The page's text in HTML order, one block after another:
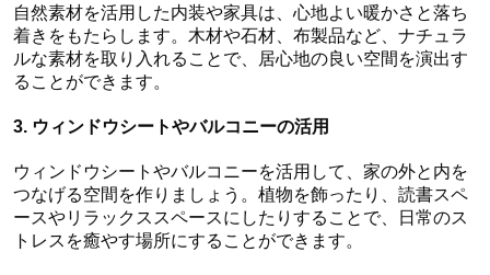
自然素材を活用した内装や家具は、心地よい暖かさと落ち
着きをもたらします。木材や石材、布製品など、ナチュラ
ルな素材を取り入れることで、居心地の良い空間を演出す
ることができます。
3. ウィンドウシートやバルコニーの活用
ウィンドウシートやバルコニーを活用して、家の外と内を
つなげる空間を作りましょう。植物を飾ったり、読書スペ
ースやリラックススペースにしたりすることで、日常のス
トレスを癒やす場所にすることができます。